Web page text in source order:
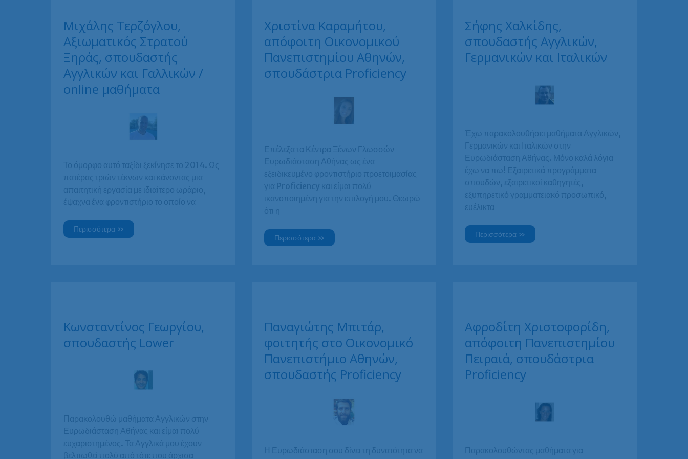
Μιχάλης Τερζόγλου,
Αξιωματικός Στρατού
Ξηράς, σπουδαστής
Αγγλικών και Γαλλικών /
online μαθήματα
Το όμορφο αυτό ταξίδι ξεκίνησε το 2014. Ως
πατέρας τριών τέκνων και κάνοντας μια
απαιτητική εργασία με ιδιαίτερο ωράριο,
έψαχνα ένα φροντιστήριο το οποίο να
Μιχάλης
Τερζόγλου,
Περισσότερα »
Χριστίνα Καραμήτου,
απόφοιτη Οικονομικού
Πανεπιστημίου Αθηνών,
σπουδάστρια Proficiency
Επέλεξα τα Κέντρα Ξένων Γλωσσών
Ευρωδιάσταση Αθήνας ως ένα
εξειδικευμένο φροντιστήριο προετοιμασίας
για Proficiency και είμαι πολύ
ικανοποιημένη για την επιλογή μου. Θεωρώ
ότι η
Χριστίνα
Καραμήτου,
Περισσότερα »
Σήφης Χαλκίδης,
σπουδαστής Αγγλικών,
Γερμανικών και Ιταλικών
Έχω παρακολουθήσει μαθήματα Αγγλικών,
Γερμανικών και Ιταλικών στην
Ευρωδιάσταση Αθήνας. Μόνο καλά λόγια
έχω να πω! Εξαιρετικά προγράμματα
σπουδών, εξαιρετικοί καθηγητές,
εξυπηρετικό γραμματειακό προσωπικό,
ευέλικτα
Σήφης
Χαλκίδης,
Περισσότερα »
Κωνσταντίνος Γεωργίου,
σπουδαστής Lower
Παρακολουθώ μαθήματα Αγγλικών στην
Ευρωδιάσταση Αθήνας και είμαι πολύ
ευχαριστημένος. Τα Αγγλικά μου έχουν
βελτιωθεί πολύ από τότε που άρχισα
Παναγιώτης Μπιτάρ,
φοιτητής στο Οικονομικό
Πανεπιστήμιο Αθηνών,
σπουδαστής Proficiency
Η Ευρωδιάσταση σου δίνει τη δυνατότητα να
Αφροδίτη Χριστοφορίδη,
απόφοιτη Πανεπιστημίου
Πειραιά, σπουδάστρια
Proficiency
Παρακολουθώντας μαθήματα για